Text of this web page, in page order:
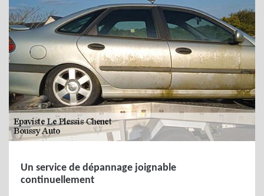
Un service de dépannage joignable
continuellement